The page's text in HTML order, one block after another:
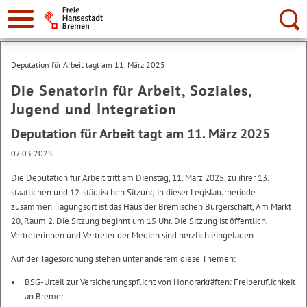
Suche:
Deputation für Arbeit tagt am 11. März 2025
Die Senatorin für Arbeit, Soziales,
Jugend und Integration
Deputation für Arbeit tagt am 11. März 2025
07.03.2025
Die Deputation für Arbeit tritt am Dienstag, 11. März 2025, zu ihrer 13.
staatlichen und 12. städtischen Sitzung in dieser Legislaturperiode
zusammen. Tagungsort ist das Haus der Bremischen Bürgerschaft, Am Markt
20, Raum 2. Die Sitzung beginnt um 15 Uhr. Die Sitzung ist öffentlich,
Vertreterinnen und Vertreter der Medien sind herzlich eingeladen.
Auf der Tagesordnung stehen unter anderem diese Themen:
BSG-Urteil zur Versicherungspflicht von Honorarkräften: Freiberuflichkeit
an Bremer